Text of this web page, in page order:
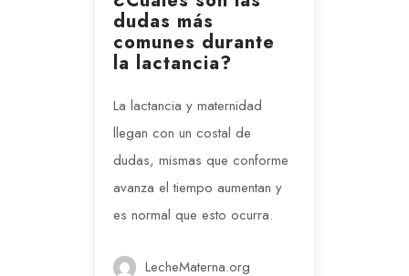
dudas más
comunes durante
la lactancia?
La lactancia y maternidad
llegan con un costal de
dudas, mismas que conforme
avanza el tiempo aumentan y
es normal que esto ocurra.
LecheMaterna.org